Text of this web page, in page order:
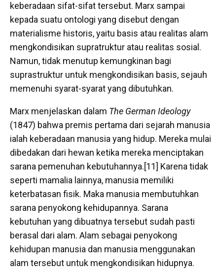
keberadaan sifat-sifat tersebut. Marx sampai
kepada suatu ontologi yang disebut dengan
materialisme historis, yaitu basis atau realitas alam
mengkondisikan supratruktur atau realitas sosial.
Namun, tidak menutup kemungkinan bagi
suprastruktur untuk mengkondisikan basis, sejauh
memenuhi syarat-syarat yang dibutuhkan.
Marx menjelaskan dalam The German Ideology
(1847) bahwa premis pertama dari sejarah manusia
ialah keberadaan manusia yang hidup. Mereka mulai
dibedakan dari hewan ketika mereka menciptakan
sarana pemenuhan kebutuhannya.[11] Karena tidak
seperti mamalia lainnya, manusia memiliki
keterbatasan fisik. Maka manusia membutuhkan
sarana penyokong kehidupannya. Sarana
kebutuhan yang dibuatnya tersebut sudah pasti
berasal dari alam. Alam sebagai penyokong
kehidupan manusia dan manusia menggunakan
alam tersebut untuk mengkondisikan hidupnya.